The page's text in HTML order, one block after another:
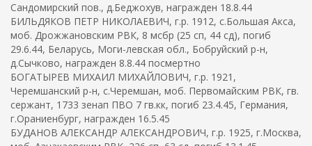
Сандомирский пов., д.Беджохув, награжден 18.8.44
БИЛЬДЯКОВ ПЕТР НИКОЛАЕВИЧ, г.р. 1912, с.Большая Акса,
моб. Дрожжановским РВК, 8 мсбр (25 сп, 44 сд), погиб
29.6.44, Беларусь, Моги-левская обл., Бобруйский р-н,
д.Сычково, награжден 8.8.44 посмертно
БОГАТЫРЕВ МИХАИЛ МИХАЙЛОВИЧ, г.р. 1921,
Черемшанский р-н, с.Черемшан, моб. Первомайским РВК, гв.
сержант, 1733 зенап ПВО 7 гв.кк, погиб 23.4.45, Германия,
г.Ораниенбург, награжден 16.5.45
БУДАНОВ АЛЕКСАНДР АЛЕКСАНДРОВИЧ, г.р. 1925, г.Москва,